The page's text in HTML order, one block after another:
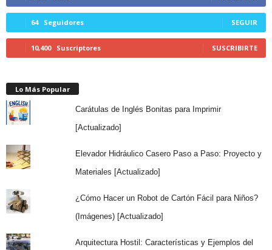
64 Seguidores SEGUIR
10,400 Suscriptores SUSCRIBIRTE
Lo Más Popular
Carátulas de Inglés Bonitas para Imprimir
[Actualizado]
Elevador Hidráulico Casero Paso a Paso: Proyecto y
Materiales [Actualizado]
¿Cómo Hacer un Robot de Cartón Fácil para Niños?
(Imágenes) [Actualizado]
Arquitectura Hostil: Características y Ejemplos del